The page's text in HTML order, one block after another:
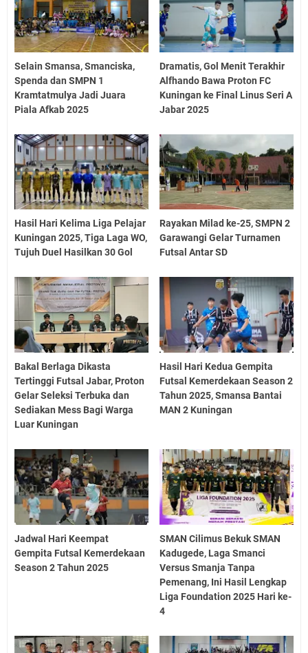
Selain Smansa, Smanciska,
Spenda dan SMPN 1
Kramtatmulya Jadi Juara
Piala Afkab 2025
Dramatis, Gol Menit Terakhir
Alfhando Bawa Proton FC
Kuningan ke Final Linus Seri A
Jabar 2025
Hasil Hari Kelima Liga Pelajar
Kuningan 2025, Tiga Laga WO,
Tujuh Duel Hasilkan 30 Gol
Rayakan Milad ke-25, SMPN 2
Garawangi Gelar Turnamen
Futsal Antar SD
Bakal Berlaga Dikasta
Tertinggi Futsal Jabar, Proton
Gelar Seleksi Terbuka dan
Sediakan Mess Bagi Warga
Luar Kuningan
Hasil Hari Kedua Gempita
Futsal Kemerdekaan Season 2
Tahun 2025, Smansa Bantai
MAN 2 Kuningan
Jadwal Hari Keempat
Gempita Futsal Kemerdekaan
Season 2 Tahun 2025
SMAN Cilimus Bekuk SMAN
Kadugede, Laga Smanci
Versus Smanja Tanpa
Pemenang, Ini Hasil Lengkap
Liga Foundation 2025 Hari ke-
4